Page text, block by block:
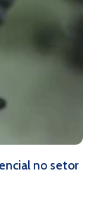
dinheiro.
no setor